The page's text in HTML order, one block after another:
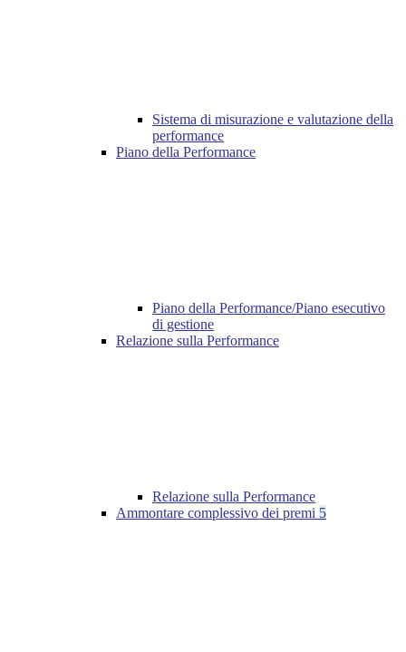
Sistema di misurazione e valutazione della
performance
Piano della Performance
Piano della Performance/Piano esecutivo
di gestione
Relazione sulla Performance
Relazione sulla Performance
Ammontare complessivo dei premi 5